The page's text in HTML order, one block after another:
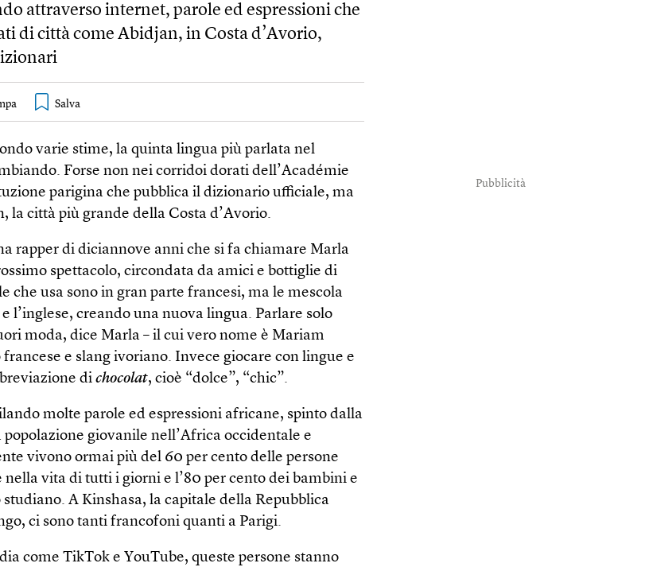
attraverso internet, parole ed espressioni che
di città come Abidjan, in Costa d’Avorio,
varie stime, la quinta lingua più parlata nel
Forse non nei corridoi dorati dell’Académie
parigina che pubblica il dizionario ufficiale, ma
la città più grande della Costa d’Avorio.
rapper di diciannove anni che si fa chiamare Marla
spettacolo, circondata da amici e bottiglie di
che usa sono in gran parte francesi, ma le mescola
l’inglese, creando una nuova lingua. Parlare solo
moda, dice Marla – il cui vero nome è Mariam
francese e slang ivoriano. Invece giocare con lingue e
di chocolat, cioè “dolce”, “chic”.
molte parole ed espressioni africane, spinto dalla
giovanile nell’Africa occidentale e
vivono ormai più del 60 per cento delle persone
nella vita di tutti i giorni e l’80 per cento dei bambini e
A Kinshasa, la capitale della Repubblica
ci sono tanti francofoni quanti a Parigi.
come TikTok e YouTube, queste persone stanno
Pubblicità